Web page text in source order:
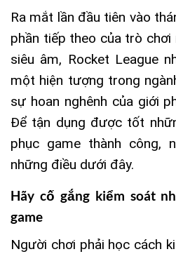
Ra mắt lần đầu tiên vào
phần tiếp theo của trò
siêu âm, Rocket League
một hiện tượng trong
sự hoan nghênh của giới
Để tận dụng được tốt
phục game thành công,
những điều dưới đây.
Hãy cố gắng kiểm soát
game
Người chơi phải học cách